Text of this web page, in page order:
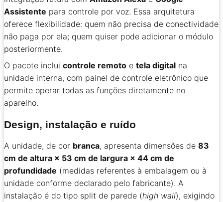
Assistente para controle por voz. Essa arquitetura
oferece flexibilidade: quem não precisa de conectividade
não paga por ela; quem quiser pode adicionar o módulo
posteriormente.
O pacote inclui controle remoto e tela digital na
unidade interna, com painel de controle eletrônico que
permite operar todas as funções diretamente no
aparelho.
Design, instalação e ruído
A unidade, de cor branca, apresenta dimensões de 83
cm de altura × 53 cm de largura × 44 cm de
profundidade (medidas referentes à embalagem ou à
unidade conforme declarado pelo fabricante). A
instalação é do tipo split de parede (high wall), exigindo